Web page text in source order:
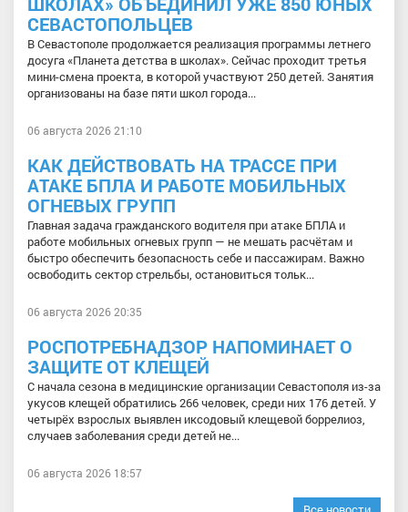
СЕВАСТОПОЛЬЦЕВ
В Севастополе продолжается реализация программы летнего
досуга «Планета детства в школах». Сейчас проходит третья
мини-смена проекта, в которой участвуют 250 детей. Занятия
организованы на базе пяти школ города...
06 августа 2026 21:10
КАК ДЕЙСТВОВАТЬ НА ТРАССЕ ПРИ
АТАКЕ БПЛА И РАБОТЕ МОБИЛЬНЫХ
ОГНЕВЫХ ГРУПП
Главная задача гражданского водителя при атаке БПЛА и
работе мобильных огневых групп — не мешать расчётам и
быстро обеспечить безопасность себе и пассажирам. Важно
освободить сектор стрельбы, остановиться тольк...
06 августа 2026 20:35
РОСПОТРЕБНАДЗОР НАПОМИНАЕТ О
ЗАЩИТЕ ОТ КЛЕЩЕЙ
С начала сезона в медицинские организации Севастополя из-за
укусов клещей обратились 266 человек, среди них 176 детей. У
четырёх взрослых выявлен иксодовый клещевой боррелиоз,
случаев заболевания среди детей не...
06 августа 2026 18:57